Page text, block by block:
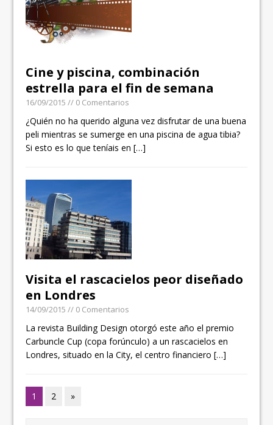
Cine y piscina, combinación
estrella para el fin de semana
16/09/2015 // 0 Comentarios
¿Quién no ha querido alguna vez disfrutar de una buena
peli mientras se sumerge en una piscina de agua tibia?
Si esto es lo que teníais en[…]
Visita el rascacielos peor diseñado
en Londres
14/09/2015 // 0 Comentarios
La revista Building Design otorgó este año el premio
Carbuncle Cup (copa forúnculo) a un rascacielos en
Londres, situado en la City, el centro financiero[…]
1 2 »